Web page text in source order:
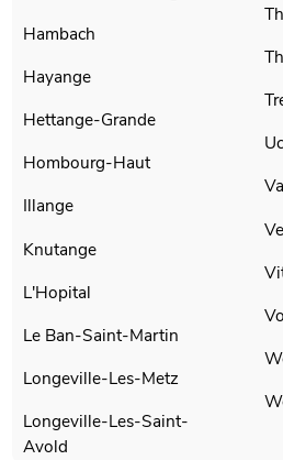
Hambach
Hayange
Hettange-Grande
Hombourg-Haut
Illange
Knutange
L'Hopital
Le Ban-Saint-Martin
Longeville-Les-Metz
Longeville-Les-Saint-
Avold